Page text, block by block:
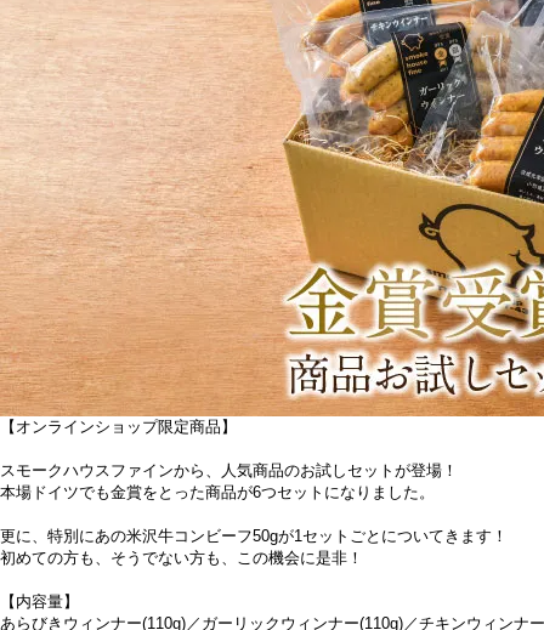
【オンラインショップ限定商品】
スモークハウスファインから、人気商品のお試しセットが登場！
本場ドイツでも金賞をとった商品が6つセットになりました。
更に、特別にあの米沢牛コンビーフ50gが1セットごとについてきます！
初めての方も、そうでない方も、この機会に是非！
【内容量】
あらびきウィンナー(110g)／ガーリックウィンナー(110g)／チキンウィンナ